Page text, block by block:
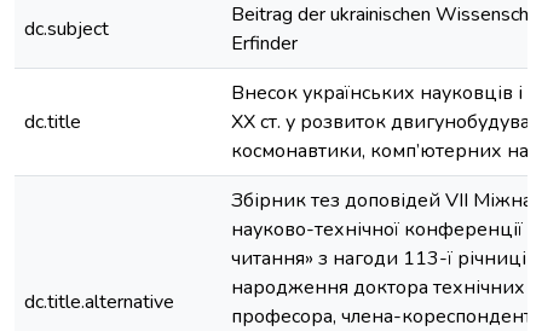
dc.subject
Beitrag der ukrainischen
Erfinder
dc.title
Внесок українських науковців і
ХХ ст. у розвиток
космонавтики, комп’ютерних
dc.title.alternative
Збірник тез доповідей VIІ
науково-технічної конференції
читання» з нагоди 113-ї річниці
народження доктора технічних
професора, члена-